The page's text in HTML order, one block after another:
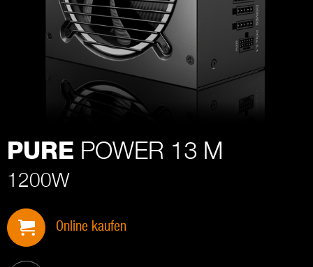
PURE POWER 13 M
1200W
Online kaufen